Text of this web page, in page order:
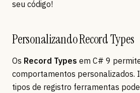
seu código!
Personalizando Record Types
Os Record Types em C# 9
comportamentos personalizados.
tipos de registro ferramentas